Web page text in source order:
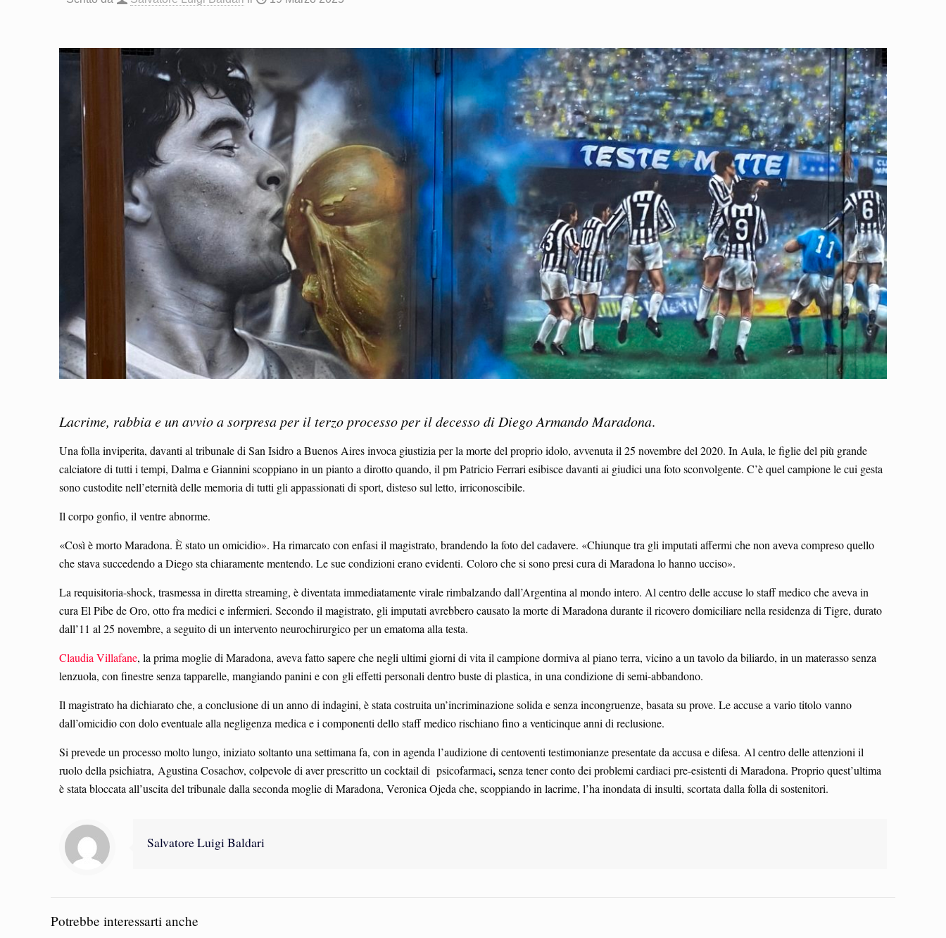
Lacrime, rabbia e un avvio a sorpresa per il terzo processo per il decesso di Diego Armando Maradona.
Una folla inviperita, davanti al tribunale di San Isidro a Buenos Aires invoca giustizia per la morte del proprio idolo, avvenuta il 25 novembre del 2020. In Aula, le figlie del più grande
calciatore di tutti i tempi, Dalma e Giannini scoppiano in un pianto a dirotto quando, il pm Patricio Ferrari esibisce davanti ai giudici una foto sconvolgente. C’è quel campione le cui gesta
sono custodite nell’eternità delle memoria di tutti gli appassionati di sport, disteso sul letto, irriconoscibile.
Il corpo gonfio, il ventre abnorme.
«Così è morto Maradona. È stato un omicidio». Ha rimarcato con enfasi il magistrato, brandendo la foto del cadavere. «Chiunque tra gli imputati affermi che non aveva compreso quello
che stava succedendo a Diego sta chiaramente mentendo. Le sue condizioni erano evidenti. Coloro che si sono presi cura di Maradona lo hanno ucciso».
La requisitoria-shock, trasmessa in diretta streaming, è diventata immediatamente virale rimbalzando dall’Argentina al mondo intero. Al centro delle accuse lo staff medico che aveva in
cura El Pibe de Oro, otto fra medici e infermieri. Secondo il magistrato, gli imputati avrebbero causato la morte di Maradona durante il ricovero domiciliare nella residenza di Tigre, durato
dall’11 al 25 novembre, a seguito di un intervento neurochirurgico per un ematoma alla testa.
Claudia Villafane, la prima moglie di Maradona, aveva fatto sapere che negli ultimi giorni di vita il campione dormiva al piano terra, vicino a un tavolo da biliardo, in un materasso senza
lenzuola, con finestre senza tapparelle, mangiando panini e con gli effetti personali dentro buste di plastica, in una condizione di semi-abbandono.
Il magistrato ha dichiarato che, a conclusione di un anno di indagini, è stata costruita un’incriminazione solida e senza incongruenze, basata su prove. Le accuse a vario titolo vanno
dall’omicidio con dolo eventuale alla negligenza medica e i componenti dello staff medico rischiano fino a venticinque anni di reclusione.
Si prevede un processo molto lungo, iniziato soltanto una settimana fa, con in agenda l’audizione di centoventi testimonianze presentate da accusa e difesa. Al centro delle attenzioni il
ruolo della psichiatra, Agustina Cosachov, colpevole di aver prescritto un cocktail di psicofarmaci,senza tener conto dei problemi cardiaci pre-esistenti di Maradona. Proprio quest’ultima
è stata bloccata all’uscita del tribunale dalla seconda moglie di Maradona, Veronica Ojeda che, scoppiando in lacrime, l’ha inondata di insulti, scortata dalla folla di sostenitori.
Salvatore Luigi Baldari
Potrebbe interessarti anche